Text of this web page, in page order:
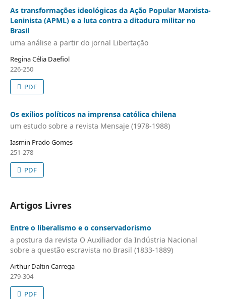
As transformações ideológicas da Ação Popular Marxista-
Leninista (APML) e a luta contra a ditadura militar no
Brasil
uma análise a partir do jornal Libertação
Regina Célia Daefiol
226-250
PDF
Os exílios políticos na imprensa católica chilena
um estudo sobre a revista Mensaje (1978-1988)
Iasmin Prado Gomes
251-278
PDF
Artigos Livres
Entre o liberalismo e o conservadorismo
a postura da revista O Auxiliador da Indústria Nacional
sobre a questão escravista no Brasil (1833-1889)
Arthur Daltin Carrega
279-304
PDF